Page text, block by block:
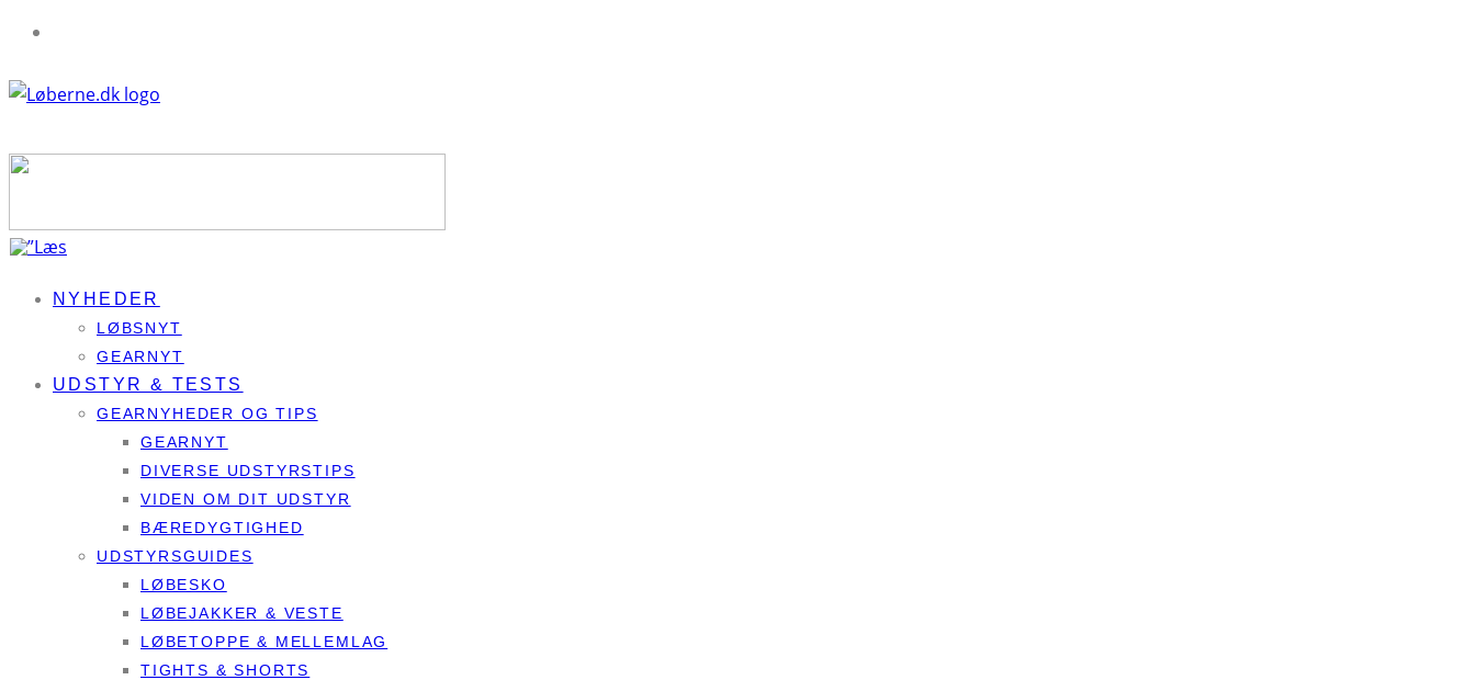
NYHEDER
LØBSNYT
GEARNYT
UDSTYR & TESTS
GEARNYHEDER OG TIPS
GEARNYT
DIVERSE UDSTYRSTIPS
VIDEN OM DIT UDSTYR
BÆREDYGTIGHED
UDSTYRSGUIDES
LØBESKO
LØBEJAKKER & VESTE
LØBETOPPE & MELLEMLAG
TIGHTS & SHORTS